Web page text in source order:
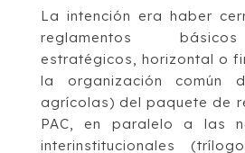
La intención era haber
reglamentos
estratégicos, horizontal o
la organización común
agrícolas) del paquete de
PAC, en paralelo a las
interinstitucionales